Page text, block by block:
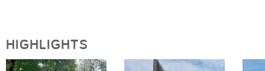
HIGHLIGHTS